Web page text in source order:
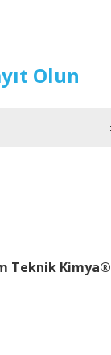
Olun
Teknik Kimya®